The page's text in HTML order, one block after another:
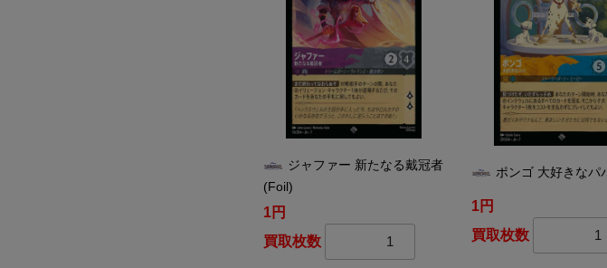
ジャファー 新たなる戴冠者
(Foil)
1円
買取枚数
ポンゴ 大好きなパ
1円
買取枚数